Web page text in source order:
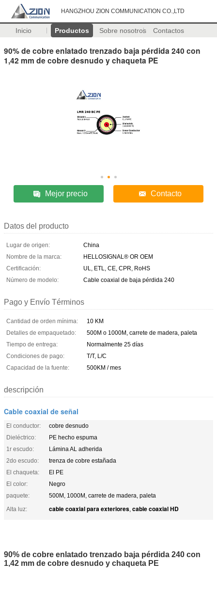
HANGZHOU ZION COMMUNICATION CO.,LTD
Inicio Productos Sobre nosotros Contactos
90% de cobre enlatado trenzado baja pérdida 240 con
1,42 mm de cobre desnudo y chaqueta PE
Mejor precio Contacto
Datos del producto
Lugar de origen:
China
Nombre de la marca:
HELLOSIGNAL® OR OEM
Certificación:
UL, ETL, CE, CPR, RoHS
Número de modelo:
Cable coaxial de baja pérdida 240
Pago y Envío Términos
Cantidad de orden mínima:
10 KM
Detalles de empaquetado:
500M o 1000M, carrete de madera, paleta
Tiempo de entrega:
Normalmente 25 días
Condiciones de pago:
T/T, L/C
Capacidad de la fuente:
500KM / mes
descripción
Cable coaxial de señal
El conductor:
cobre desnudo
Dieléctrico:
PE hecho espuma
1r escudo:
Lámina AL adherida
2do escudo:
trenza de cobre estañada
El chaqueta:
El PE
El color:
Negro
paquete:
500M, 1000M, carrete de madera, paleta
Alta luz:
cable coaxial para exteriores, cable coaxial HD
90% de cobre enlatado trenzado baja pérdida 240 con
1,42 mm de cobre desnudo y chaqueta PE